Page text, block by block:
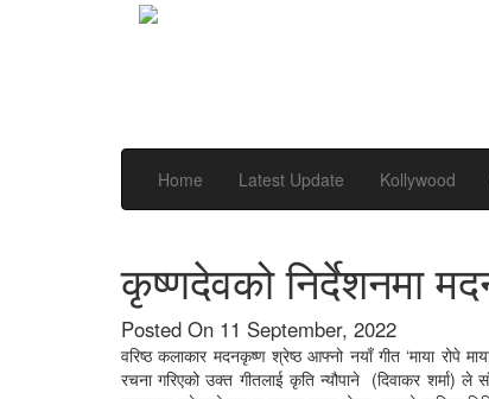
Home Latest Update Kollywood
कृष्णदेवको निर्देशनमा
Posted On 11 September, 2022
वरिष्ठ कलाकार मदनकृष्ण श्रेष्ठ आफ्नो नयाँ गीत ‘माया रोपे
रचना गरिएको उक्त गीतलाई कृति न्यौपाने (दिवाकर शर्मा)